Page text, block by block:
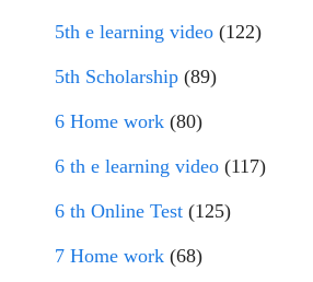
5th e learning video (122)
5th Scholarship (89)
6 Home work (80)
6 th e learning video (117)
6 th Online Test (125)
7 Home work (68)